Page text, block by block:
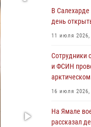
Сотрудники
Офицеры
В Уральском
В Салехарде
день
11 июля 2026,
Сотрудники
и ФСИН
16 июля 2026,
На Ямале
рассказал